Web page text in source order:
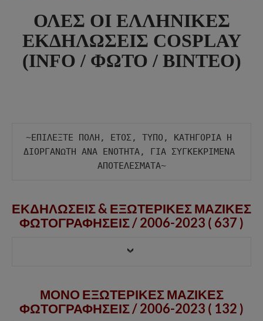
ΟΛΕΣ ΟΙ ΕΛΛΗΝΙΚΕΣ
ΕΚΔΗΛΩΣΕΙΣ COSPLAY
(INFO / ΦΩΤΟ / ΒΙΝΤΕΟ)
~ΕΠΙΛΕΞΤΕ ΠΟΛΗ, ΕΤΟΣ, ΤΥΠΟ, ΚΑΤΗΓΟΡΙΑ Η
ΔΙΟΡΓΑΝΩΤΗ ΑΝΑ ΕΝΟΤΗΤΑ, ΓΙΑ ΣΥΓΚΕΚΡΙΜΕΝΑ
ΑΠΟΤΕΛΕΣΜΑΤΑ~
ΕΚΔΗΛΩΣΕΙΣ & ΕΞΩΤΕΡΙΚΕΣ ΜΑΖΙΚΕΣ
ΦΩΤΟΓΡΑΦΗΣΕΙΣ /2006-2023 ( 637 )
ΜΟΝΟ ΕΞΩΤΕΡΙΚΕΣ ΜΑΖΙΚΕΣ
ΦΩΤΟΓΡΑΦΗΣΕΙΣ /2006-2023 ( 132 )